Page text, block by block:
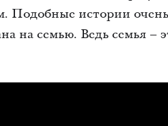
Подобные истории
на семью. Ведь семья –